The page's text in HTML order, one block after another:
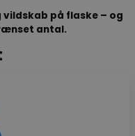
vildskab på flaske – og
antal.